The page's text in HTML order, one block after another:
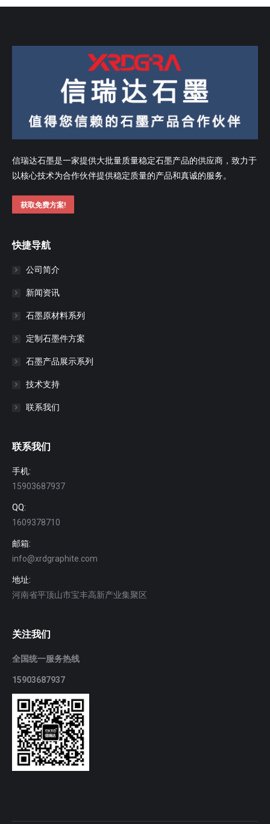
信瑞达石墨是一家提供大批量质量稳定石墨产品的供应商，致力于
以核心技术为合作伙伴提供稳定质量的产品和真诚的服务。
获取免费方案!
快捷导航
公司简介
新闻资讯
石墨原材料系列
定制石墨件方案
石墨产品展示系列
技术支持
联系我们
联系我们
手机:
15903687937
QQ:
1609378710
邮箱:
info@xrdgraphite.com
地址:
河南省平顶山市宝丰高新产业集聚区
关注我们
全国统一服务热线
15903687937